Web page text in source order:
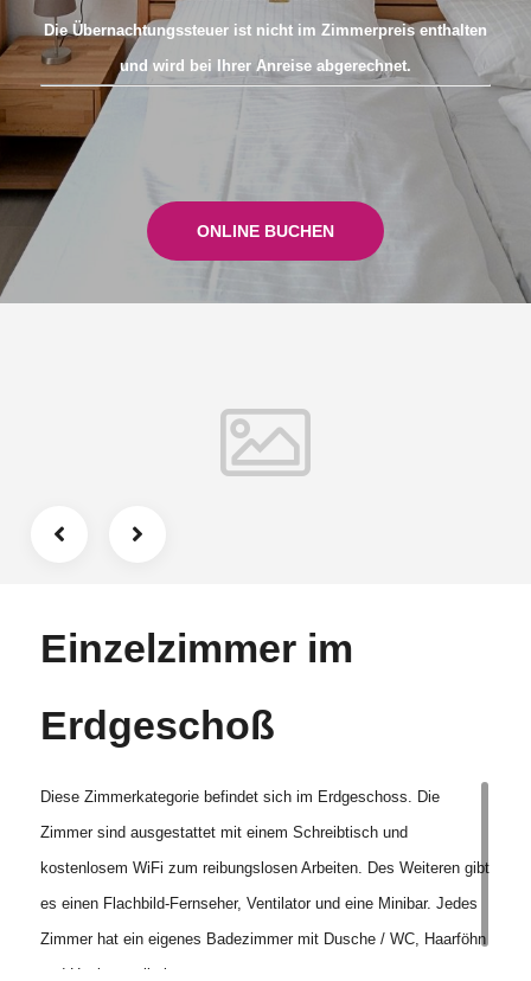
Die Übernachtungssteuer ist nicht im Zimmerpreis enthalten
und wird bei Ihrer Anreise abgerechnet.
ONLINE BUCHEN
Einzelzimmer im
Erdgeschoß
Diese Zimmerkategorie befindet sich im Erdgeschoss. Die
Zimmer sind ausgestattet mit einem Schreibtisch und
kostenlosem WiFi zum reibungslosen Arbeiten. Des Weiteren gibt
es einen Flachbild-Fernseher, Ventilator und eine Minibar. Jedes
Zimmer hat ein eigenes Badezimmer mit Dusche / WC, Haarföhn
und Hygieneartikeln.